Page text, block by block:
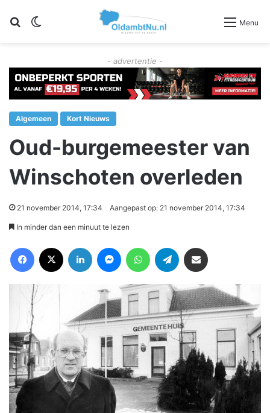
Zoeken Menu
- advertentie -
Algemeen Kort Nieuws
Oud-burgemeester van
Winschoten overleden
21 november 2014, 17:34 Aangepast op: 21 november 2014, 17:34
In minder dan een minuut te lezen